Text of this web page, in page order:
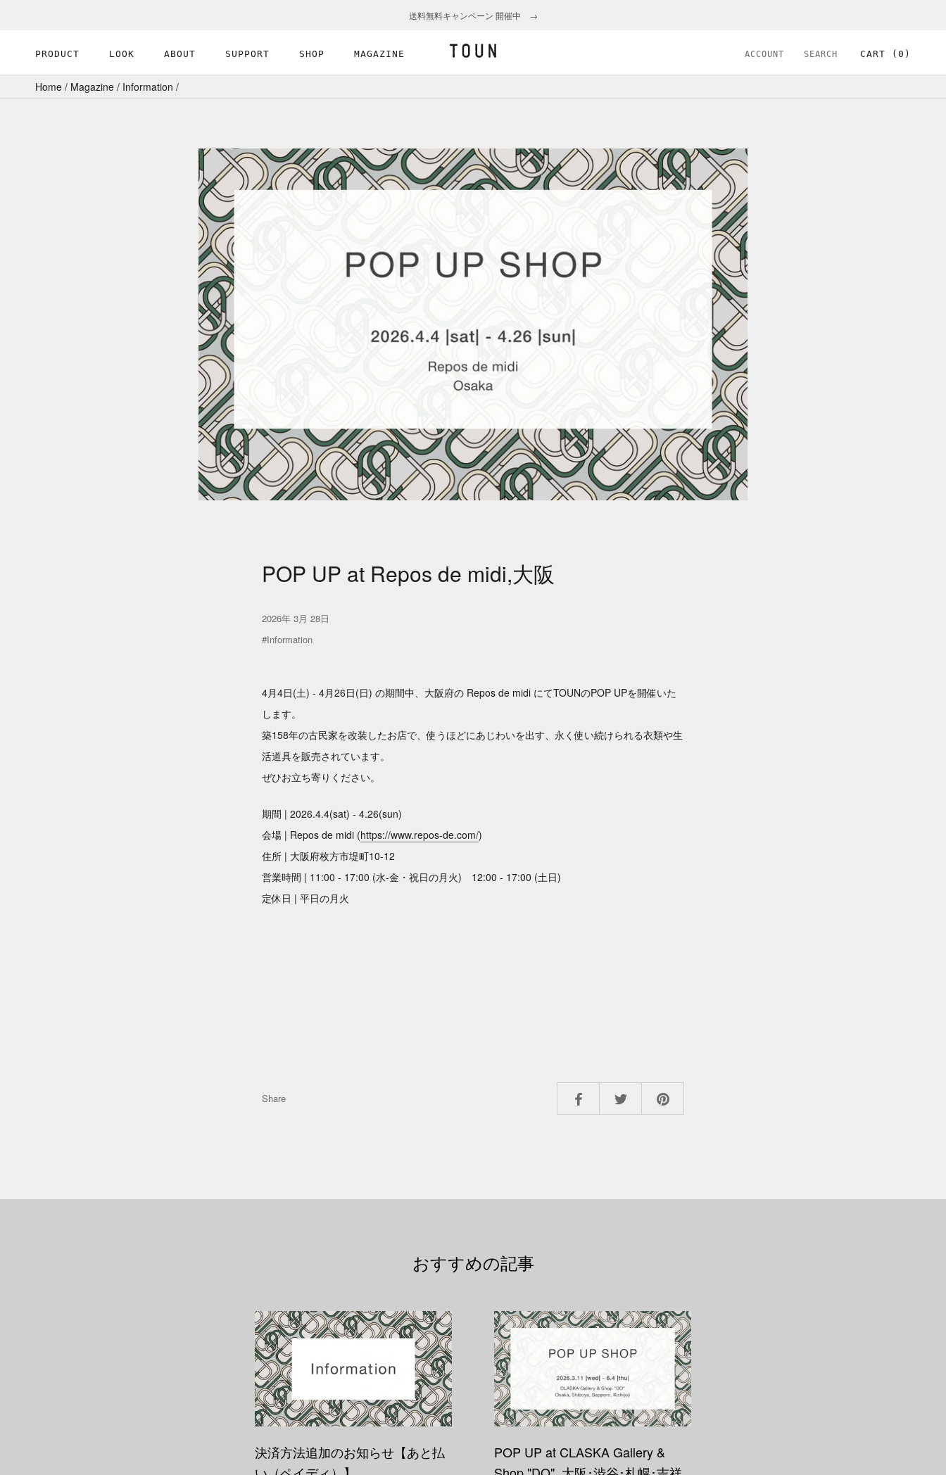
し
送料無料キャンペーン 開催中 →
PRODUCT
LOOK
ABOUT
SUPPORT SHOP MAGAZINE ACCOUNT SEARCH CART (0 )
Home / Magazine / Information /
POP UP at Repos de midi,大阪
2026年 3月 28日
#Information
4月4日(土) - 4月26日(日) の期間中 、大阪府の Repos de midi にてTOUNのPOP UPを開催いた
します。
築158年の古民家を改装したお店で、使うほどにあじわいを出す、永く使い続けられる衣類や生
活道具を販売されています。
ぜひお立ち寄りください。
期間 | 2026.4.4(sat) - 4.26(sun)
会場 | Repos de midi (https://www.repos-de.com/)
住所 | 大阪府枚方市堤町10-12
営業時間 | 11:00 - 17:00 (水-金・祝日の月火) 12:00 - 17:00 (土日)
定休日 | 平日の月火
Share
おすすめの記事
決済方法追加のお知らせ【あと払
POP UP at CLASKA Gallery &